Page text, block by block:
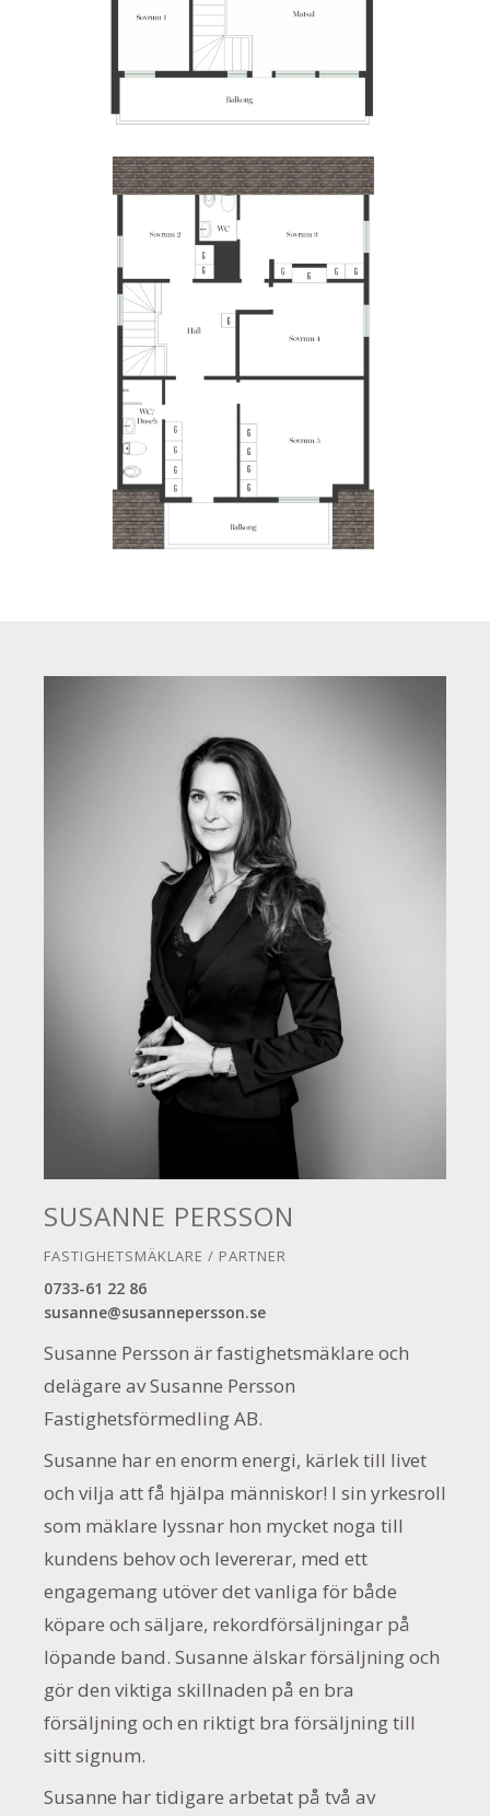
SUSANNE PERSSON
FASTIGHETSMÄKLARE / PARTNER
0733-61 22 86
susanne@susannepersson.se
Susanne Persson är fastighetsmäklare och
delägare av Susanne Persson
Fastighetsförmedling AB.
Susanne har en enorm energi, kärlek till livet
och vilja att få hjälpa människor! I sin yrkesroll
som mäklare lyssnar hon mycket noga till
kundens behov och levererar, med ett
engagemang utöver det vanliga för både
köpare och säljare, rekordförsäljningar på
löpande band. Susanne älskar försäljning och
gör den viktiga skillnaden på en bra
försäljning och en riktigt bra försäljning till
sitt signum.
Susanne har tidigare arbetat på två av